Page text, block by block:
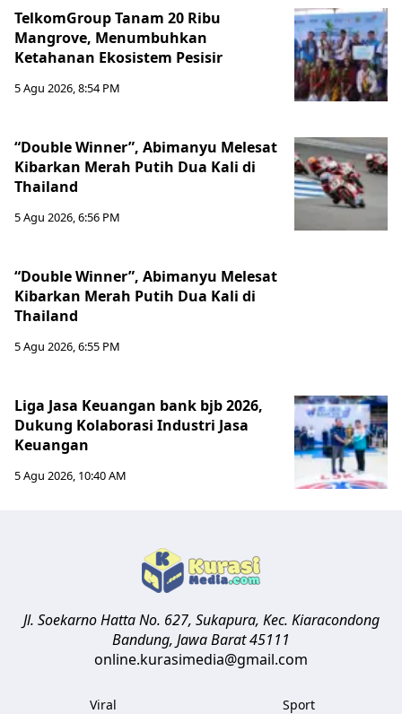
TelkomGroup Tanam 20 Ribu
Mangrove, Menumbuhkan
Ketahanan Ekosistem Pesisir
5 Agu 2026, 8:54 PM
“Double Winner”, Abimanyu Melesat
Kibarkan Merah Putih Dua Kali di
Thailand
5 Agu 2026, 6:56 PM
“Double Winner”, Abimanyu Melesat
Kibarkan Merah Putih Dua Kali di
Thailand
5 Agu 2026, 6:55 PM
Liga Jasa Keuangan bank bjb 2026,
Dukung Kolaborasi Industri Jasa
Keuangan
5 Agu 2026, 10:40 AM
Jl. Soekarno Hatta No. 627, Sukapura, Kec. Kiaracondong
Bandung, Jawa Barat45111
online.kurasimedia@gmail.com
Viral Sport